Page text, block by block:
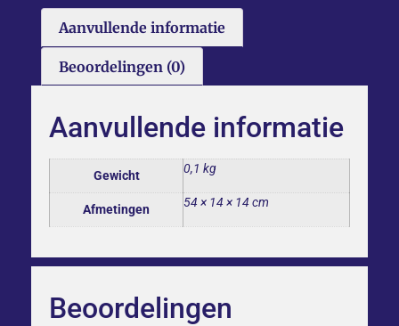
Aanvullende informatie
Beoordelingen (0)
Aanvullende informatie
Gewicht 0,1 kg
Afmetingen 54 × 14 × 14 cm
Beoordelingen